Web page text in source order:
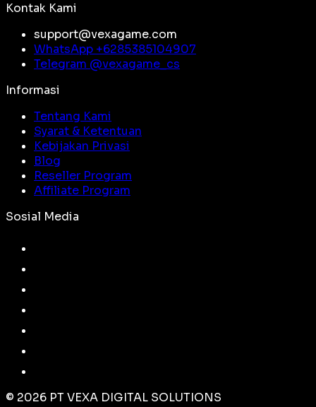
Kontak Kami
support@vexagame.com
WhatsApp +6285385104907
Telegram @vexagame_cs
Informasi
Tentang Kami
Syarat & Ketentuan
Kebijakan Privasi
Blog
Reseller Program
Affiliate Program
Sosial Media
© 2026 PT VEXA DIGITAL SOLUTIONS